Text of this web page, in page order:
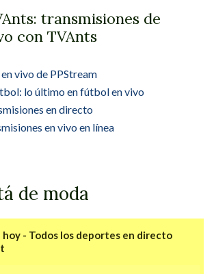
transmisiones de
con TVAnts
vivo de PPStream
lo último en fútbol en vivo
en directo
en vivo en línea
de moda
hoy - Todos los deportes en directo